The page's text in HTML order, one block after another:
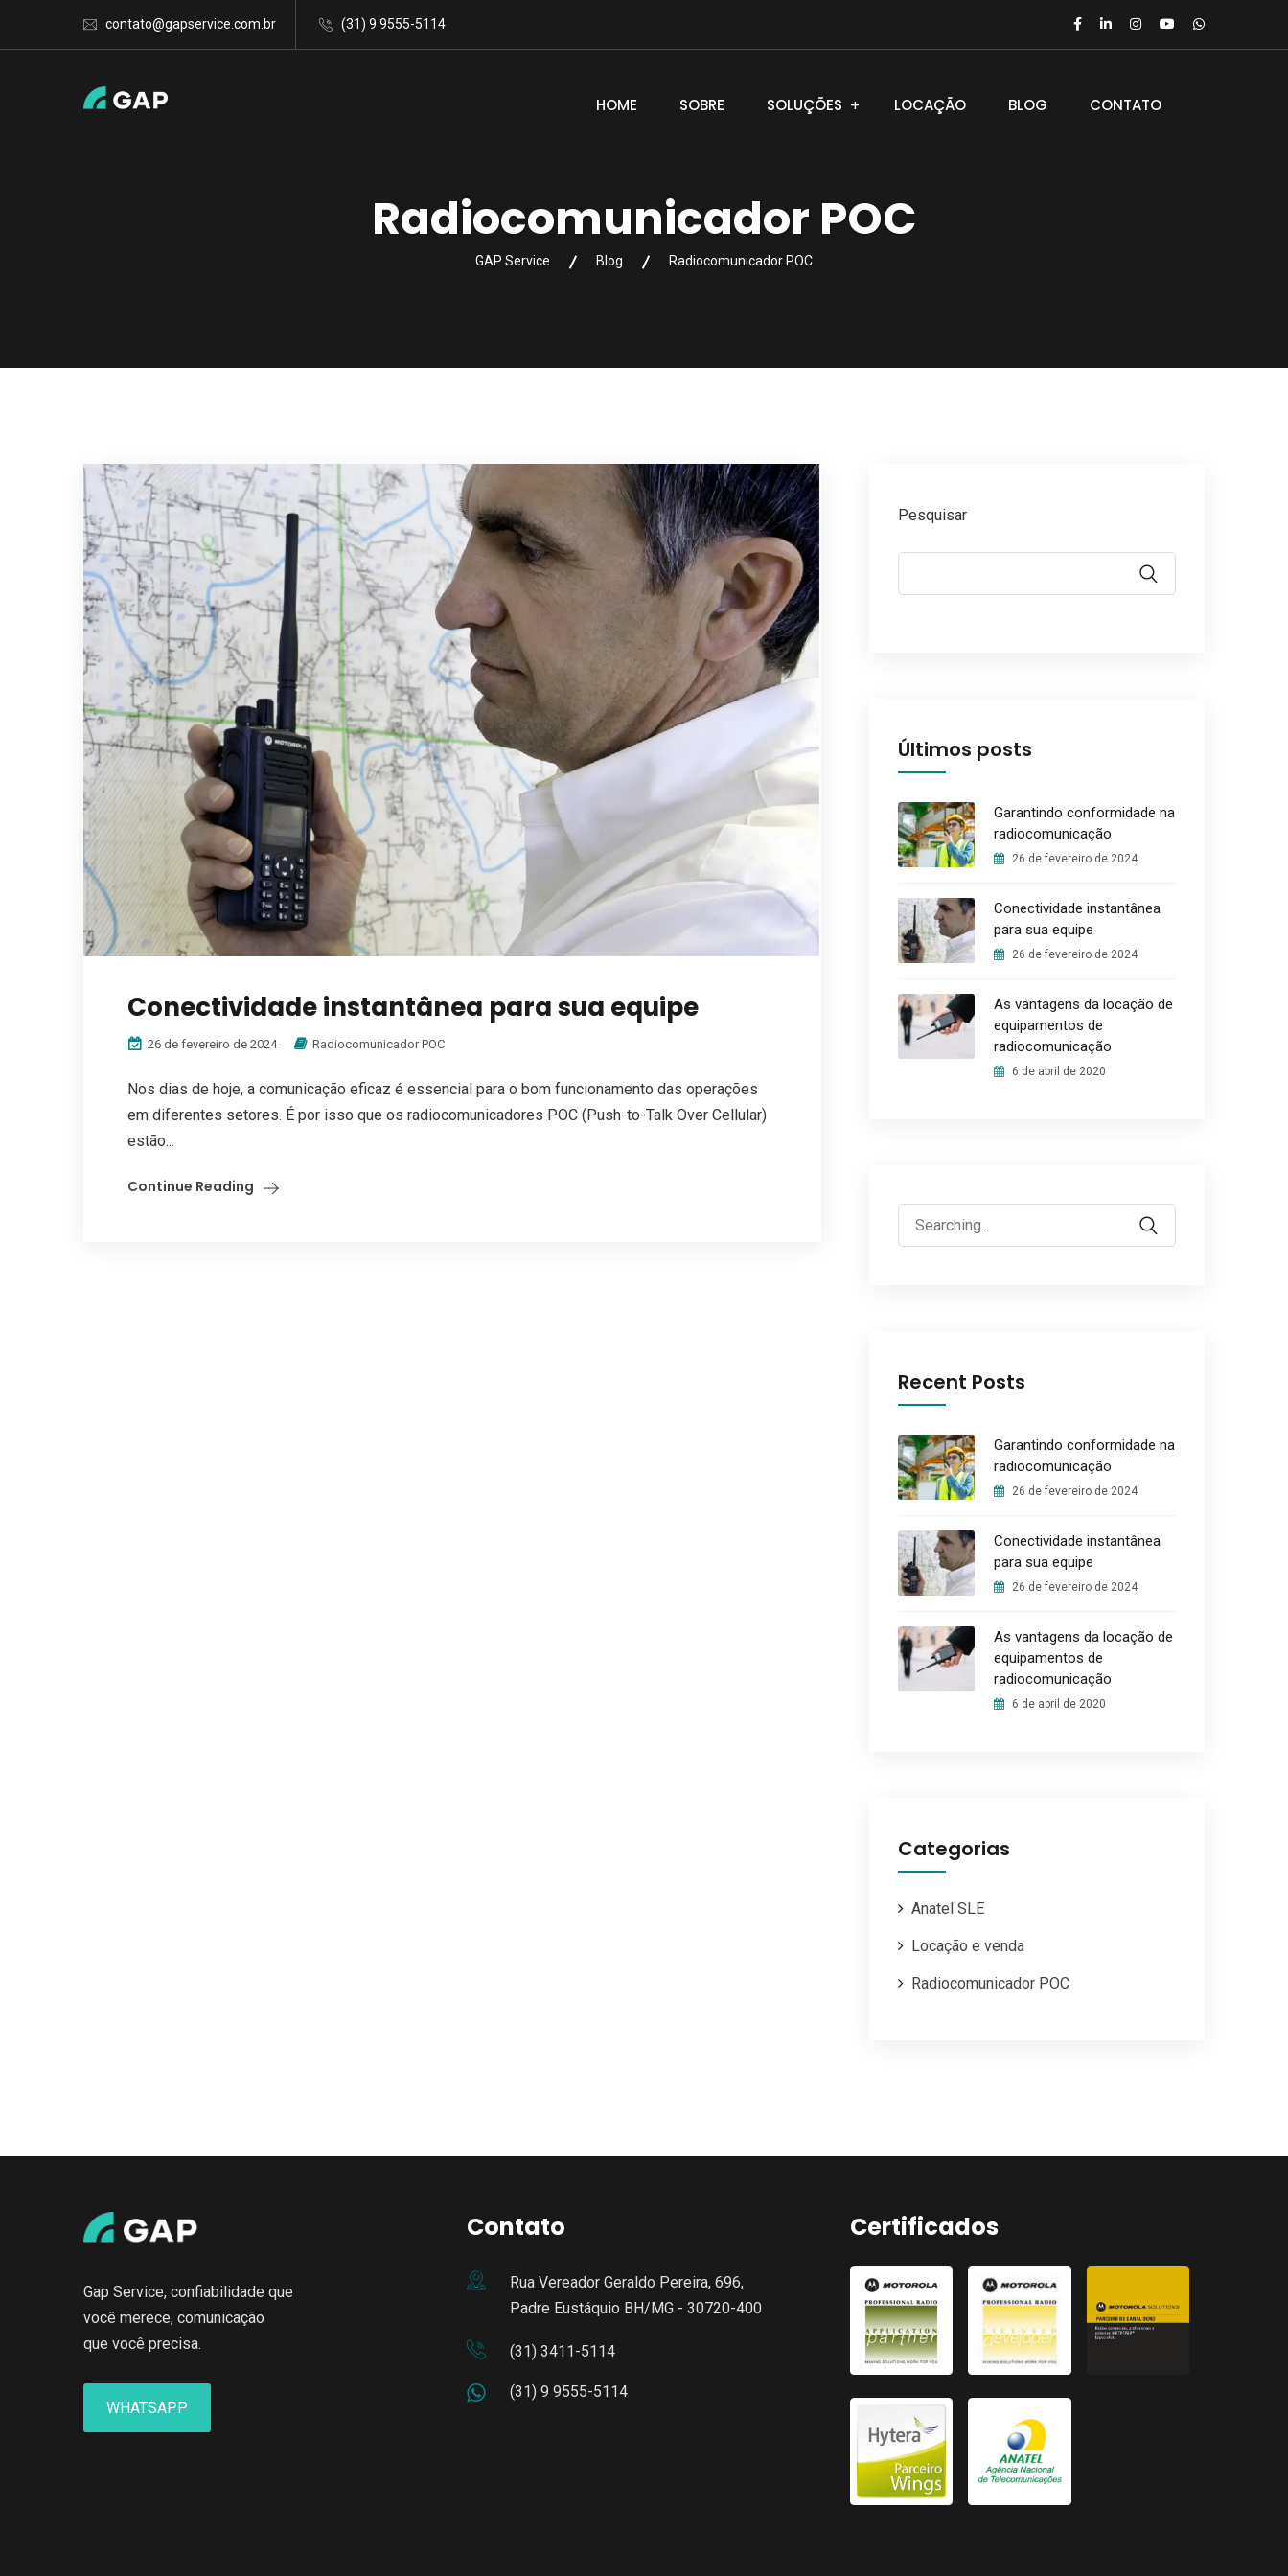
contato@gapservice.com.br (31) 9 9555-5114
HOME SOBRE SOLUÇÕES LOCAÇÃO BLOG CONTATO
Radiocomunicador POC
GAP Service Blog Radiocomunicador POC
Conectividade instantânea para sua equipe
26 de fevereiro de 2024 Radiocomunicador POC
Nos dias de hoje, a comunicação eficaz é essencial para o bom funcionamento das operações
em diferentes setores. É por isso que os radiocomunicadores POC (Push-to-Talk Over Cellular)
estão...
Continue Reading
Pesquisar
Últimos posts
Garantindo conformidade na
radiocomunicação
26 de fevereiro de 2024
Conectividade instantânea
para sua equipe
26 de fevereiro de 2024
As vantagens da locação de
equipamentos de
radiocomunicação
6 de abril de 2020
Search
for:
Recent Posts
Garantindo conformidade na
radiocomunicação
26 de fevereiro de 2024
Conectividade instantânea
para sua equipe
26 de fevereiro de 2024
As vantagens da locação de
equipamentos de
radiocomunicação
6 de abril de 2020
Categorias
Anatel SLE
Locação e venda
Radiocomunicador POC
Gap Service, confiabilidade que
você merece, comunicação
que você precisa.
WHATSAPP
Contato
Rua Vereador Geraldo Pereira, 696,
Padre Eustáquio BH/MG - 30720-400
(31) 3411-5114
(31) 9 9555-5114
Certificados